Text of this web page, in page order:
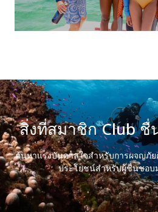
สิ่งที่สมาชิก Club
ค้นหาแรงบันดาลใจสำหรับการผจญภั
ประโยชน์สำหรับผู้ชื่นชอ